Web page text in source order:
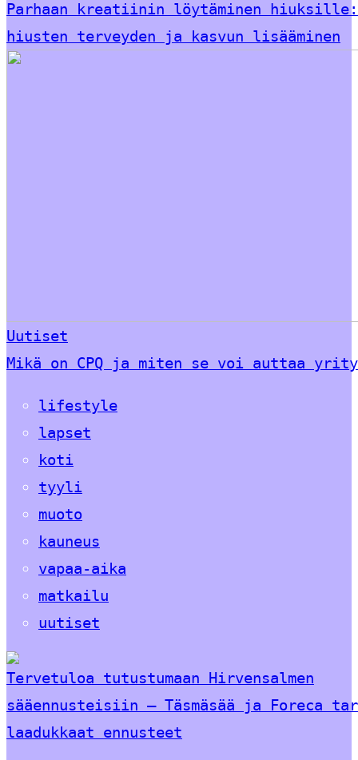
Parhaan kreatiinin löytäminen hiuksille:
hiusten terveyden ja kasvun lisääminen
Uutiset
Mikä on CPQ ja miten se voi auttaa
lifestyle
lapset
koti
tyyli
muoto
kauneus
vapaa-aika
matkailu
uutiset
Tervetuloa tutustumaan Hirvensalmen
sääennusteisiin – Täsmäsää ja Foreca
laadukkaat ennusteet